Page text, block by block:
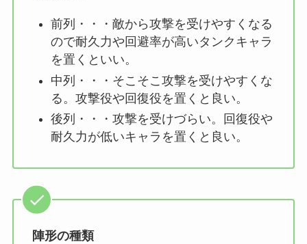
前列・・・敵から攻撃を受けやすくなる
ので耐久力や回避率が高いタンクキャラ
を置くといい。
中列・・・そこそこ攻撃を受けやすくな
る。攻撃役や回復役を置くと良い。
後列・・・攻撃を受けづらい。回復役や
耐久力が低いキャラを置くと良い。
陣形の種類